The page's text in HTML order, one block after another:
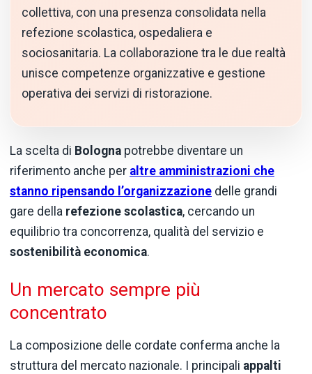
collettiva, con una presenza consolidata nella
refezione scolastica, ospedaliera e
sociosanitaria. La collaborazione tra le due realtà
unisce competenze organizzative e gestione
operativa dei servizi di ristorazione.
La scelta di Bologna potrebbe diventare un
riferimento anche per altre amministrazioni che
stanno ripensando l’organizzazione delle grandi
gare della refezione scolastica, cercando un
equilibrio tra concorrenza, qualità del servizio e
sostenibilità economica.
Un mercato sempre più
concentrato
La composizione delle cordate conferma anche la
struttura del mercato nazionale. I principali appalti